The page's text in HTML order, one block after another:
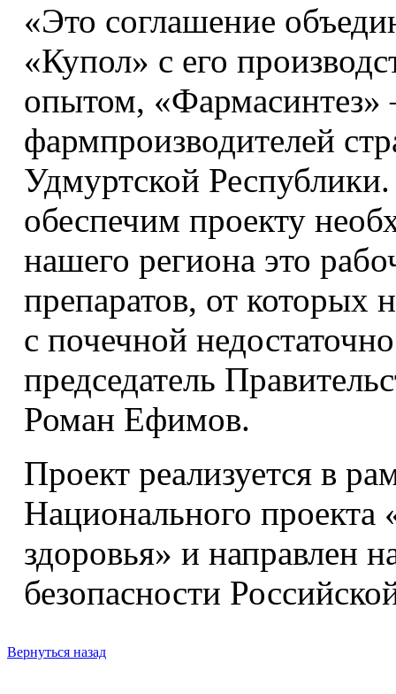
«Это соглашение
«Купол» с его
опытом,
фармпроизводителей
Удмуртской
обеспечим проекту
нашего региона это
препаратов, от которых
с почечной
председатель
Роман Ефимов.
Проект реализуется в
Национального проекта
здоровья» и направлен
безопасности
Вернуться назад